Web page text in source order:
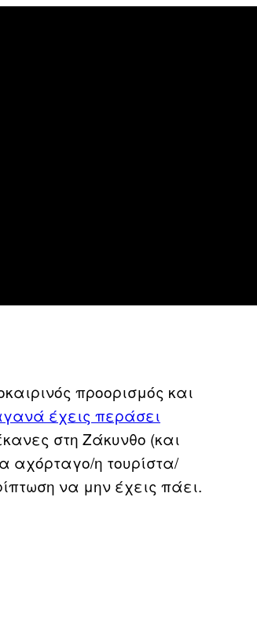
προορισμός και
έχεις περάσει
στη Ζάκυνθο (και
αχόρταγο/η τουρίστα/
να μην έχεις πάει.